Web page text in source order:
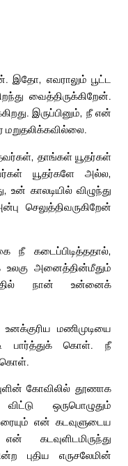
எவராலும் பூட்ட
வைத்திருக்கிறேன்.
இருப்பினும், நீ என்
தாங்கள் யூதர்கள்
யூதர்களே அல்ல,
காலடியில் விழுந்து
செலுத்திவருகிறேன்
நீ கடைப்பிடித்ததால்,
அனைத்தின்மீதும்
நான் உன்னைக்
மணிமுடியை
பார்த்துக் கொள். நீ
கோவிலில் தூணாக
ஒருபொழுதும்
என் கடவுளுடைய
கடவுளிடமிருந்து
புதிய எருசலேமின்